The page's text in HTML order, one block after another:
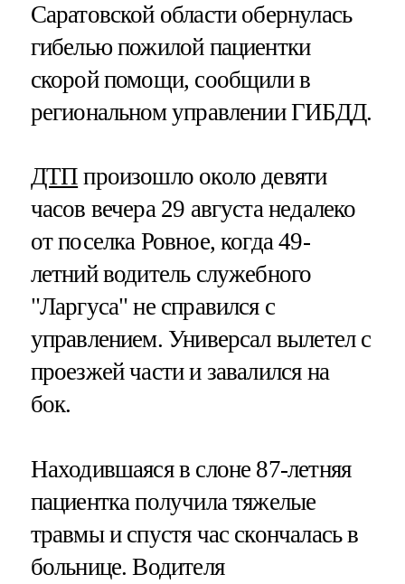
Саратовской области обернулась
гибелью пожилой пациентки
скорой помощи, сообщили в
региональном управлении ГИБДД.
ДТП произошло около девяти
часов вечера 29 августа недалеко
от поселка Ровное, когда 49-
летний водитель служебного
"Ларгуса" не справился с
управлением. Универсал вылетел с
проезжей части и завалился на
бок.
Находившаяся в слоне 87-летняя
пациентка получила тяжелые
травмы и спустя час скончалась в
больнице. Водителя